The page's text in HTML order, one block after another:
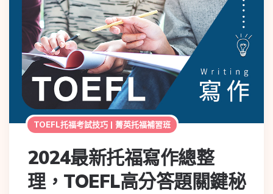
TOEFL托福考試技巧 | 菁英托福補習班
2024最新托福寫作總整
理，TOEFL高分答題關鍵秘